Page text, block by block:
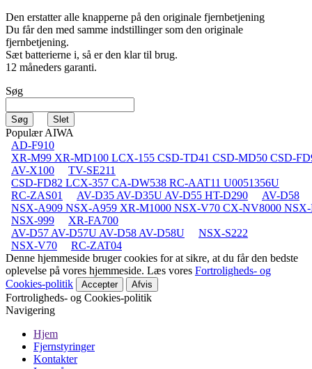
Den erstatter alle knapperne på den originale fjernbetjening
Du får den med samme indstillinger som den originale
fjernbetjening.
Sæt batterierne i, så er den klar til brug.
12 måneders garanti.
Søg
Populær AIWA
AD-F910
XR-M99 XR-MD100 LCX-155 CSD-TD41 CSD-MD50 CSD-
AV-X100
TV-SE211
CSD-FD82 LCX-357 CA-DW538 RC-AAT11 U0051356U
RC-ZAS01
AV-D35 AV-D35U AV-D55 HT-D290
AV-D58
NSX-A909 NSX-A959 XR-M1000 NSX-V70 CX-NV8000
NSX-999
XR-FA700
AV-D57 AV-D57U AV-D58 AV-D58U
NSX-S222
NSX-V70
RC-ZAT04
Denne hjemmeside bruger cookies for at sikre, at du får den bedste
oplevelse på vores hjemmeside. Læs vores Fortroligheds- og
Cookies-politik
Accepter Afvis
Fortroligheds- og Cookies-politik
Navigering
Hjem
Fjernstyringer
Kontakter